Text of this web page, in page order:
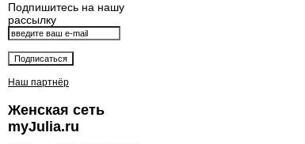
Подпишитесь на нашу
рассылку
Наш партнёр
Женская сеть
myJulia.ru